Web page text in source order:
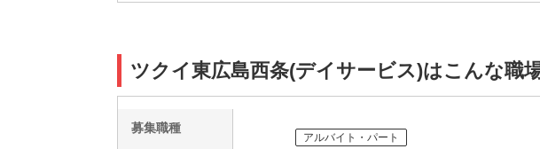
ツクイ東広島西条(デイサービス)はこんな職場
募集職種
アルバイト・パート